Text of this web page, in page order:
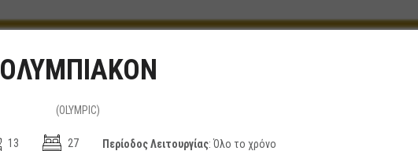
ΟΛΥΜΠΙΑΚΟΝ
(OLYMPIC)
13
27 Περίοδος Λειτουργίας: Όλο το χρόνο